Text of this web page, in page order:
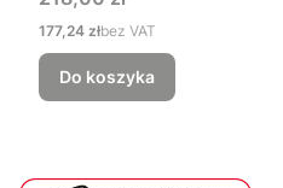
Cena
177,24 złbez VAT
Do koszyka